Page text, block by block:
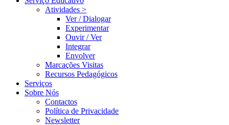
Atividades >
Ver / Dialogar
Experimentar
Ouvir / Ver
Integrar
Envolver
Marcações Visitas
Recursos Pedagógicos
Serviços
Sobre Nós
Contactos
Política de Privacidade
Newsletter